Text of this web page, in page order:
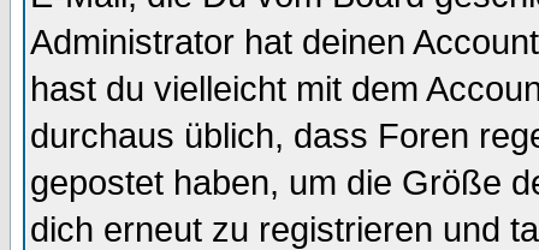
Administrator hat deinen
hast du vielleicht mit dem
durchaus üblich, dass Foren
gepostet haben, um die Größe
dich erneut zu registrieren und